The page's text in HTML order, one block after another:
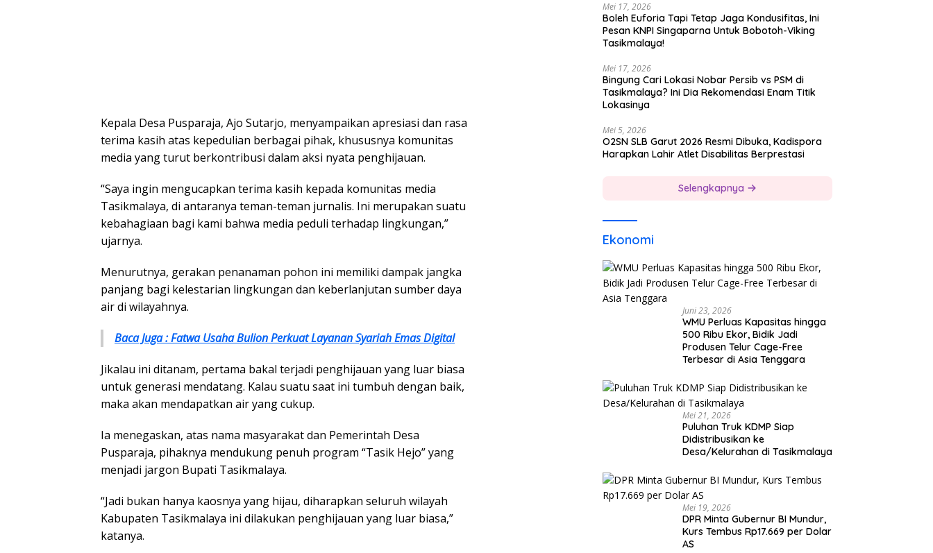
Kepala Desa Pusparaja, Ajo Sutarjo, menyampaikan apresiasi dan rasa
terima kasih atas kepedulian berbagai pihak, khususnya komunitas
media yang turut berkontribusi dalam aksi nyata penghijauan.
“Saya ingin mengucapkan terima kasih kepada komunitas media
Tasikmalaya, di antaranya teman-teman jurnalis. Ini merupakan suatu
kebahagiaan bagi kami bahwa media peduli terhadap lingkungan,”
ujarnya.
Menurutnya, gerakan penanaman pohon ini memiliki dampak jangka
panjang bagi kelestarian lingkungan dan keberlanjutan sumber daya
air di wilayahnya.
Baca Juga : Fatwa Usaha Bulion Perkuat Layanan Syariah Emas Digital
Jikalau ini ditanam, pertama bakal terjadi penghijauan yang luar biasa
untuk generasi mendatang. Kalau suatu saat ini tumbuh dengan baik,
maka akan mendapatkan air yang cukup.
Ia menegaskan, atas nama masyarakat dan Pemerintah Desa
Pusparaja, pihaknya mendukung penuh program “Tasik Hejo” yang
menjadi jargon Bupati Tasikmalaya.
“Jadi bukan hanya kaosnya yang hijau, diharapkan seluruh wilayah
Kabupaten Tasikmalaya ini dilakukan penghijauan yang luar biasa,”
katanya.
Mei 17, 2026
Boleh Euforia Tapi Tetap Jaga Kondusifitas, Ini
Pesan KNPI Singaparna Untuk Bobotoh-Viking
Tasikmalaya!
Mei 17, 2026
Bingung Cari Lokasi Nobar Persib vs PSM di
Tasikmalaya? Ini Dia Rekomendasi Enam Titik
Lokasinya
Mei 5, 2026
O2SN SLB Garut 2026 Resmi Dibuka, Kadispora
Harapkan Lahir Atlet Disabilitas Berprestasi
Selengkapnya
Ekonomi
Juni 23, 2026
WMU Perluas Kapasitas hingga
500 Ribu Ekor, Bidik Jadi
Produsen Telur Cage-Free
Terbesar di Asia Tenggara
Mei 21, 2026
Puluhan Truk KDMP Siap
Didistribusikan ke
Desa/Kelurahan di Tasikmalaya
Mei 19, 2026
DPR Minta Gubernur BI Mundur,
Kurs Tembus Rp17.669 per Dolar
AS